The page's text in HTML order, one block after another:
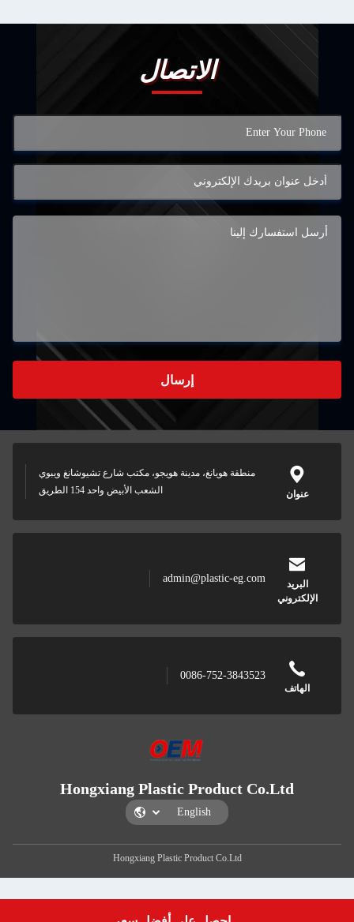
الاتصال
إرسال
عنوان
منطقة هويانغ، مدينة هويجو، مكتب شارع تشيوشانغ ويبوي
الشعب الأبيض واحد 154 الطريق
البريد
الإلكتروني
admin@plastic-eg.com
الهاتف
0086-752-3843523
Hongxiang Plastic Product Co.Ltd
Hongxiang Plastic Product Co.Ltd